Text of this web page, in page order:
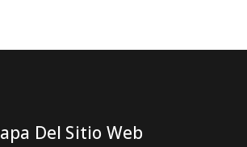
Del Sitio Web